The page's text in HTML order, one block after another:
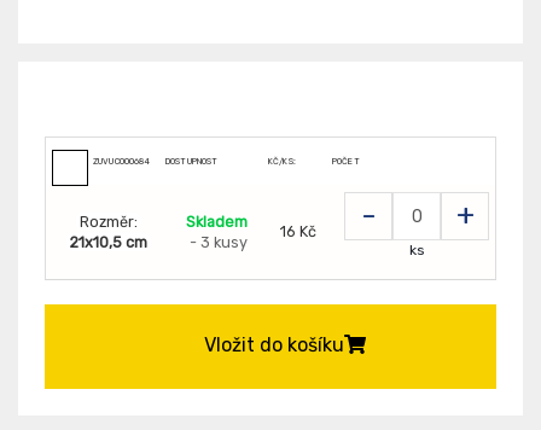
ZUVUC000684 DOSTUPNOST KČ/KS: POČET
Rozměr:
21x10,5 cm
Skladem
- 3 kusy
16 Kč - +
ks
Vložit do košíku